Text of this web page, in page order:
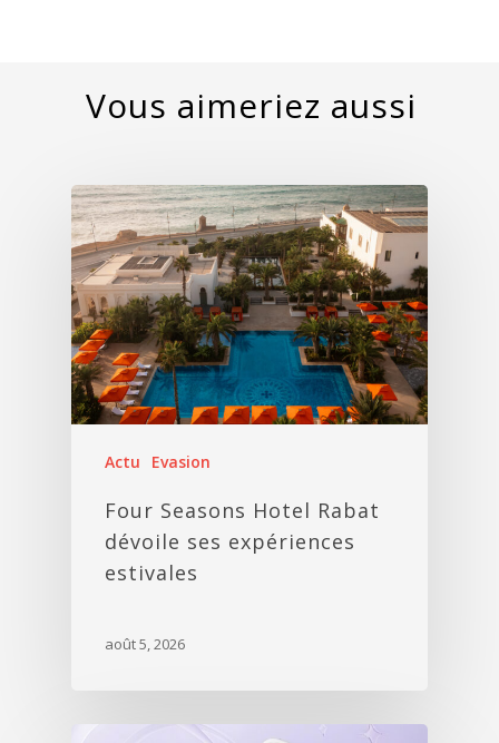
Actu Evasion
Four Seasons Hotel Rabat
dévoile ses expériences
estivales
août 5, 2026